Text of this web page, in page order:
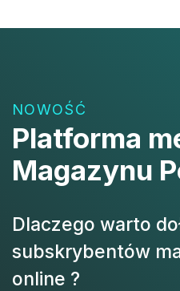
NOWOŚĆ
Platforma
Magazynu
Dlaczego warto
subskrybentów
online ?